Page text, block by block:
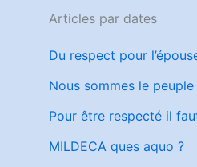
Articles par dates
Du respect pour
Nous sommes le
Pour être respecté il
MILDECA ques aquo ?